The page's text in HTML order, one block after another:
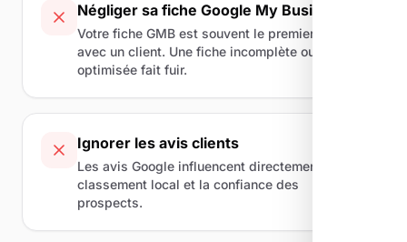
Négliger sa fiche Google My Business
Votre fiche GMB est souvent le premier contact
avec un client. Une fiche incomplète ou non
optimisée fait fuir.
Ignorer les avis clients
Les avis Google influencent directement votre
classement local et la confiance des
prospects.